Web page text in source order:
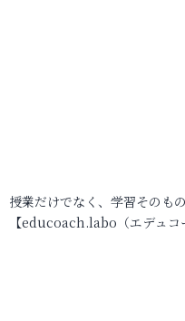
授業だけでなく、学習そのも
【educoach.labo（エデュ